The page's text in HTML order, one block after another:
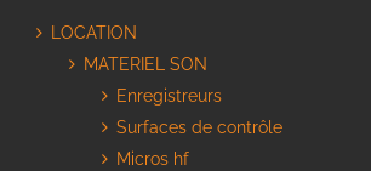
LOCATION
MATERIEL SON
Enregistreurs
Surfaces de contrôle
Micros hf